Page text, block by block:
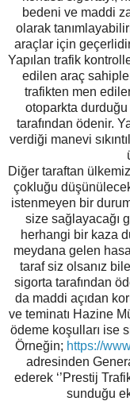
bedeni ve maddi
olarak
araçlar için geçerlidir
Yapılan trafik
edilen araç
trafikten men
otoparkta
tarafından ödenir.
verdiği manevi
Diğer taraftan
çokluğu
istenmeyen bir
size sağlayacağı
herhangi bir kaza
meydana gelen
taraf siz olsanız
sigorta tarafından
da maddi açıdan
ve teminatı Hazine
ödeme koşulları ise
Örneğin; https://
adresinden
ederek ‘’Prestij
sunduğu